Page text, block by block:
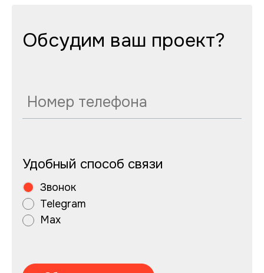
Обсудим ваш проект?
Удобный способ связи
Звонок
Telegram
Max